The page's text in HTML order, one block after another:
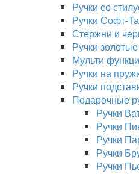
Ручки со
Ручки Софт-
Стержни и
Ручки
Мульти
Ручки на
Ручки
Подарочные
Ручки
Ручки
Ручки
Ручки
Ручки